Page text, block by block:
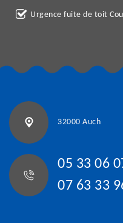
Urgence fuite de toit
32000 Auch
05 33 06
07 63 33